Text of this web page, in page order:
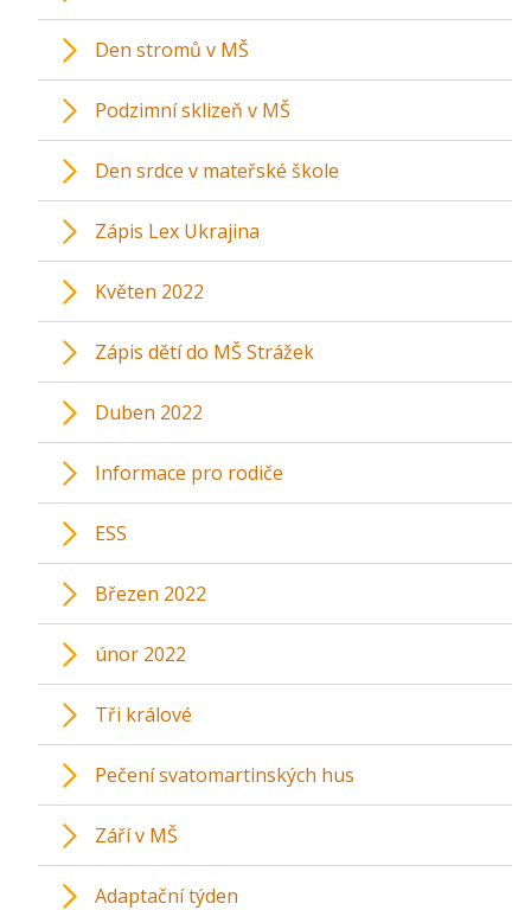
Den stromů v MŠ
Podzimní sklizeň v MŠ
Den srdce v mateřské škole
Zápis Lex Ukrajina
Květen 2022
Zápis dětí do MŠ Strážek
Duben 2022
Informace pro rodiče
ESS
Březen 2022
únor 2022
Tři králové
Pečení svatomartinských hus
Září v MŠ
Adaptační týden